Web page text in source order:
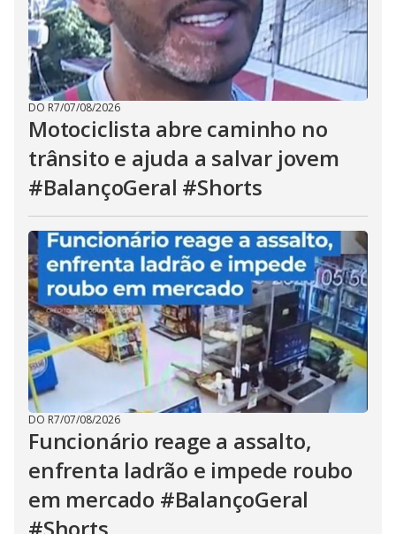
DO R7/07/08/2026
Motociclista abre caminho no
trânsito e ajuda a salvar jovem
#BalançoGeral #Shorts
DO R7/07/08/2026
Funcionário reage a assalto,
enfrenta ladrão e impede roubo
em mercado #BalançoGeral